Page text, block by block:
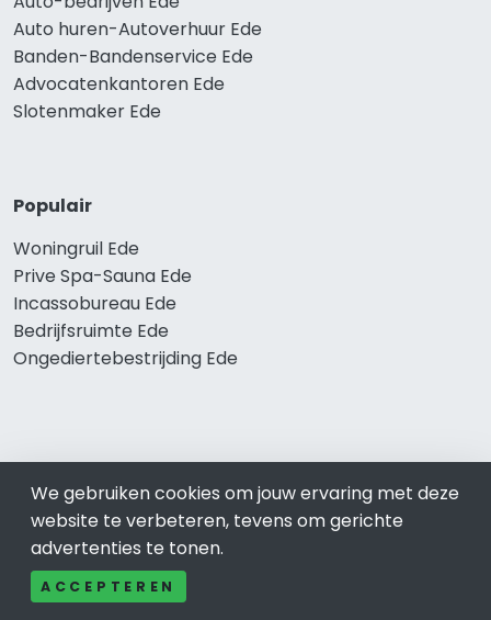
Auto huren-Autoverhuur Ede
Banden-Bandenservice Ede
Advocatenkantoren Ede
Slotenmaker Ede
Populair
Woningruil Ede
Prive Spa-Sauna Ede
Incassobureau Ede
Bedrijfsruimte Ede
Ongediertebestrijding Ede
© 2019 - 2026 Realisatie en SEO door
Internet. Betaal alleen voor bewezen resultaten?
We gebruiken cookies om jouw ervaring met deze
website te verbeteren, tevens om gerichte
advertenties te tonen.
ACCEPTEREN